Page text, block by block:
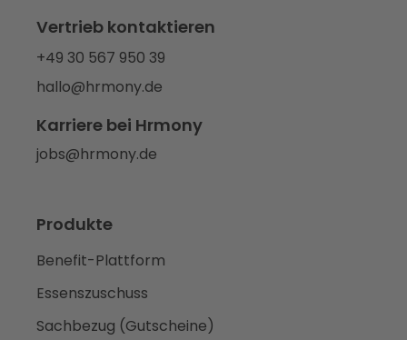
Vertrieb kontaktieren
+49 30 567 950 39
hallo@hrmony.de
Karriere bei Hrmony
jobs@hrmony.de
Produkte
Benefit-Plattform
Essenszuschuss
Sachbezug (Gutscheine)